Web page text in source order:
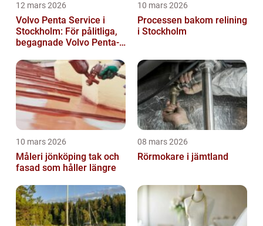
12 mars 2026
Volvo Penta Service i
Stockholm: För pålitliga,
begagnade Volvo Penta-
10 mars 2026
Processen bakom relining
i Stockholm
10 mars 2026
Måleri jönköping tak och
fasad som håller längre
08 mars 2026
Rörmokare i jämtland